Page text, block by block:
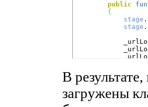
public
{
stage .
stage .
private
trace(
В
загружены